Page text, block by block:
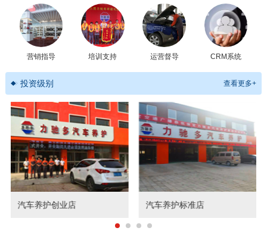
营销指导 培训支持 运营督导 CRM系统
投资级别 查看更多+
汽车养护创业店 汽车养护标准店